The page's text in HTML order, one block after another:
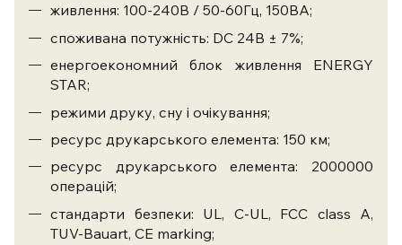
живлення: 100-240В / 50-60Гц, 150ВА;
споживана потужність: DC 24В ± 7%;
енергоекономний блок живлення ENERGY
STAR;
режими друку, сну і очікування;
ресурс друкарського елемента: 150 км;
ресурс друкарського елемента: 2000000
операцій;
стандарти безпеки: UL, C-UL, FCC class A,
TUV-Bauart, CE marking;